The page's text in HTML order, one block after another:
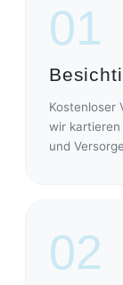
01
Kostenloser
wir
und
02